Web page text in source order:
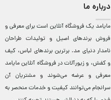
درباره ما
مایامد يک فروشگاه آنلاين است برای معرفی و
فروش برندهای اصيل و توليدات طراحان
نامدار دنيای مد. برترين‌ برندهای لباس، کيف
و کفش، و زيورآلات در فروشگاه آنلاين مایامد
معرفی و عرضه می‌شوند و مشتريان آن
سرانجام می‌توانند کيفيت و خدمات منحصر به